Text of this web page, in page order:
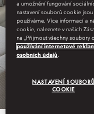
DUBAI, DOWNTOWN
STAY
a umožnění fungování
nastavení souborů cookie
používáme. Více informací a
cookie, naleznete v našich
na „Přijmout všechny
používání internetové
osobních údajů.
NASTAVENÍ SOUBORŮ
COOKIE